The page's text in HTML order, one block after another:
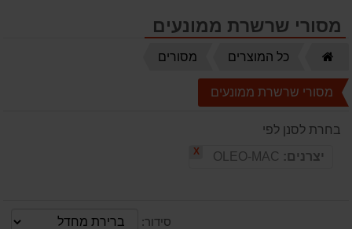
מסורי שרשרת ממונעים
כל המוצרים מסורים
מסורי שרשרת ממונעים
בחרת לסנן לפי
יצרנים:
X
סידור: